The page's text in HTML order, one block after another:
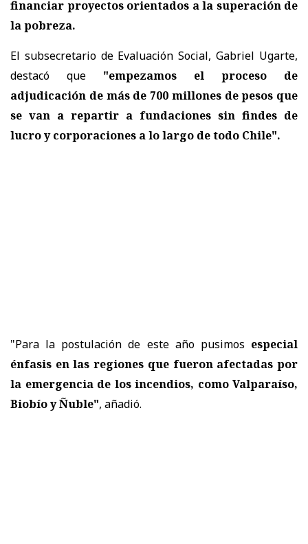
financiar proyectos orientados a la superación de
la pobreza.
El subsecretario de Evaluación Social, Gabriel Ugarte,
destacó que "empezamos el proceso de
adjudicación de más de 700 millones de pesos que
se van a repartir a fundaciones sin findes de
lucro y corporaciones a lo largo de todo Chile".
"Para la postulación de este año pusimos especial
énfasis en las regiones que fueron afectadas por
la emergencia de los incendios, como Valparaíso,
Biobío y Ñuble", añadió.